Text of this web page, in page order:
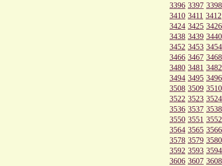
3396 3397 3398
3410 3411 3412
3424 3425 3426
3438 3439 3440
3452 3453 3454
3466 3467 3468
3480 3481 3482
3494 3495 3496
3508 3509 3510
3522 3523 3524
3536 3537 3538
3550 3551 3552
3564 3565 3566
3578 3579 3580
3592 3593 3594
3606 3607 3608